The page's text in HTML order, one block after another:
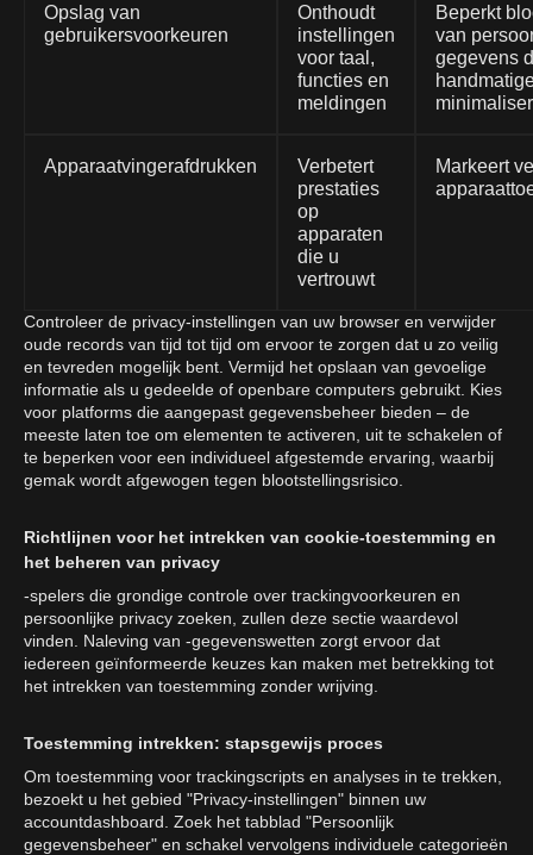
Opslag van
gebruikersvoorkeuren
Onthoudt
instellingen
voor taal,
functies en
meldingen
Beperkt
van
gegevens
Apparaatvingerafdrukken
Verbetert
prestaties
op
apparaten
die u
vertrouwt
Markeert
Controleer de privacy-instellingen van uw browser en verwijder
oude records van tijd tot tijd om ervoor te zorgen dat u zo veilig
en tevreden mogelijk bent. Vermijd het opslaan van gevoelige
informatie als u gedeelde of openbare computers gebruikt. Kies
voor platforms die aangepast gegevensbeheer bieden – de
meeste laten toe om elementen te activeren, uit te schakelen of
te beperken voor een individueel afgestemde ervaring, waarbij
gemak wordt afgewogen tegen blootstellingsrisico.
Richtlijnen voor het intrekken van cookie-toestemming en
het beheren van privacy
-spelers die grondige controle over trackingvoorkeuren en
persoonlijke privacy zoeken, zullen deze sectie waardevol
vinden. Naleving van -gegevenswetten zorgt ervoor dat
iedereen geïnformeerde keuzes kan maken met betrekking tot
het intrekken van toestemming zonder wrijving.
Toestemming intrekken: stapsgewijs proces
Om toestemming voor trackingscripts en analyses in te trekken,
bezoekt u het gebied "Privacy-instellingen" binnen uw
accountdashboard. Zoek het tabblad "Persoonlijk
gegevensbeheer" en schakel vervolgens individuele categorieën